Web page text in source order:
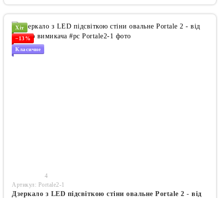
Хіт
−13%
Класичне
4
Артикул: Portale2-1
Дзеркало з LED підсвіткою стіни овальне Portale 2 - від